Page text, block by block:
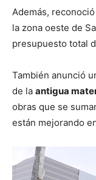
Además,
la zona oeste de
presupuesto total
También anunció
de la antigua
obras que se
están mejorando